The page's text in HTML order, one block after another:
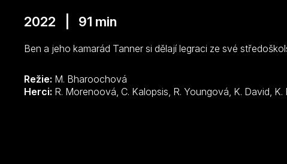
2022 | 91 min
Ben a jeho kamarád Tanner si dělají legraci ze své
Režie: M. Bharoochová
Herci:
R.